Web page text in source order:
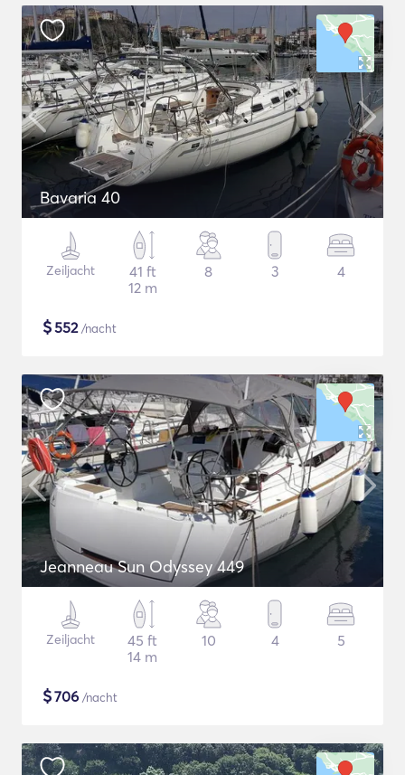
Bavaria 40
Zeiljacht
41 ft
12 m
8 3 4
$552/nacht
Jeanneau Sun Odyssey 449
Zeiljacht
45 ft
14 m
10 4 5
$706 /nacht